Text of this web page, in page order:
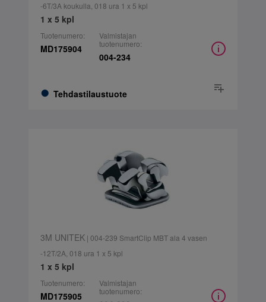
-6T/3A koukulla, 018 ura 1 x 5 kpl
1 x 5 kpl
Tuotenumero:
MD175904
Tehdastilaustuote
Valmistajan
tuotenumero:
004-234
3M UNITEK| 004-239 SmartClip MBT ala 4 vasen
-12T/2A, 018 ura 1 x 5 kpl
1 x 5 kpl
Tuotenumero:
MD175905
Valmistajan
tuotenumero: